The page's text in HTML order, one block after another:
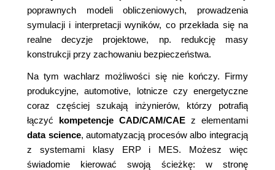
poprawnych modeli obliczeniowych, prowadzenia
symulacji i interpretacji wyników, co przekłada się na
realne decyzje projektowe, np. redukcję masy
konstrukcji przy zachowaniu bezpieczeństwa.
Na tym wachlarz możliwości się nie kończy. Firmy
produkcyjne, automotive, lotnicze czy energetyczne
coraz częściej szukają inżynierów, którzy potrafią
łączyć kompetencje CAD/CAM/CAE z elementami
data science, automatyzacją procesów albo integracją
z systemami klasy ERP i MES. Możesz więc
świadomie kierować swoją ścieżkę: w stronę